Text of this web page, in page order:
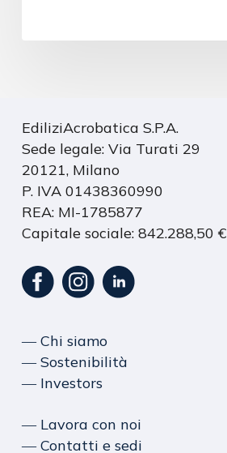
EdiliziAcrobatica S.P.A.
Sede legale: Via Turati 29
20121, Milano
P. IVA 01438360990
REA: MI-1785877
Capitale sociale: 842.288,50 €
― Chi siamo
― Sostenibilità
― Investors
― Lavora con noi
― Contatti e sedi